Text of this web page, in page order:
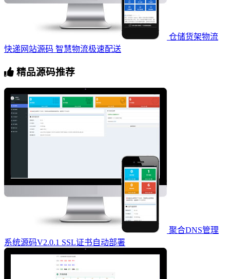
仓储货架物流
快递网站源码 智慧物流极速配送
精品源码推荐
聚合DNS管理
系统源码V2.0.1 SSL证书自动部署